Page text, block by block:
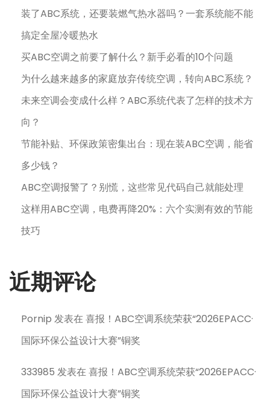
装了ABC系统，还要装燃气热水器吗？一套系统能不能
搞定全屋冷暖热水
买ABC空调之前要了解什么？新手必看的10个问题
为什么越来越多的家庭放弃传统空调，转向ABC系统？
未来空调会变成什么样？ABC系统代表了怎样的技术方
向？
节能补贴、环保政策密集出台：现在装ABC空调，能省
多少钱？
ABC空调报警了？别慌，这些常见代码自己就能处理
这样用ABC空调，电费再降20%：六个实测有效的节能
技巧
近期评论
Pornip 发表在喜报！ABC空调系统荣获“2026EPACC·
国际环保公益设计大赛”铜奖
333985 发表在喜报！ABC空调系统荣获“2026EPACC·
国际环保公益设计大赛”铜奖